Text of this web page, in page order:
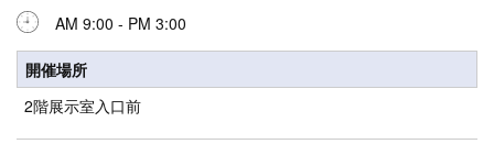
AM 9:00 - PM 3:00
開催場所
2階展示室入口前